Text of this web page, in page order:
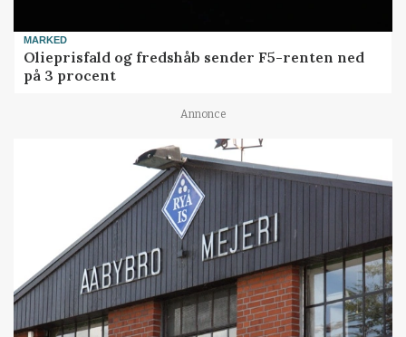
MARKED
Olieprisfald og fredshåb sender F5-renten ned
på 3 procent
Annonce